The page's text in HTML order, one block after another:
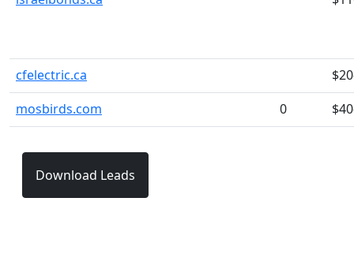
cfelectric.ca
mosbirds.com
0
Download Leads